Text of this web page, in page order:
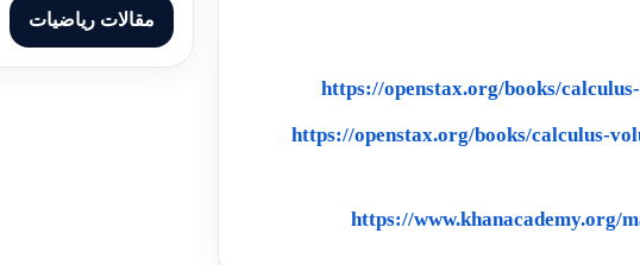
https://openstax.org/books/
https://openstax.org/books/calculus-
https://www.khanacademy.org/
مقالات رياضيات